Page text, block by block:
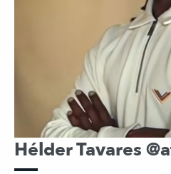
Hélder Tavares